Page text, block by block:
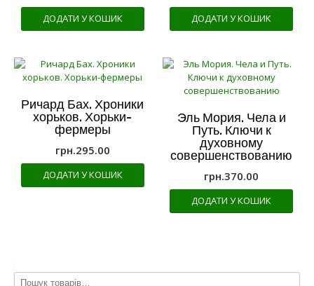
ДОДАТИ У КОШИК ДОДАТИ У КОШИК
Ричард Бах. Хроники
хорьков. Хорьки-
фермеры
грн.295.00
ДОДАТИ У КОШИК
Эль Мория. Чела и
Путь. Ключи к
духовному
совершенствованию
грн.370.00
ДОДАТИ У КОШИК
Шукати: